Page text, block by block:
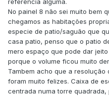
No painel 8 não sei muito bem
chegamos as habitações
especie de patio/saguão que
casa patio, penso que o patio
mero espaço que pode dar
porque o volume ficou muito
Tambem acho que a resolução
foram muito felizes. Caixa de
centrada numa torre